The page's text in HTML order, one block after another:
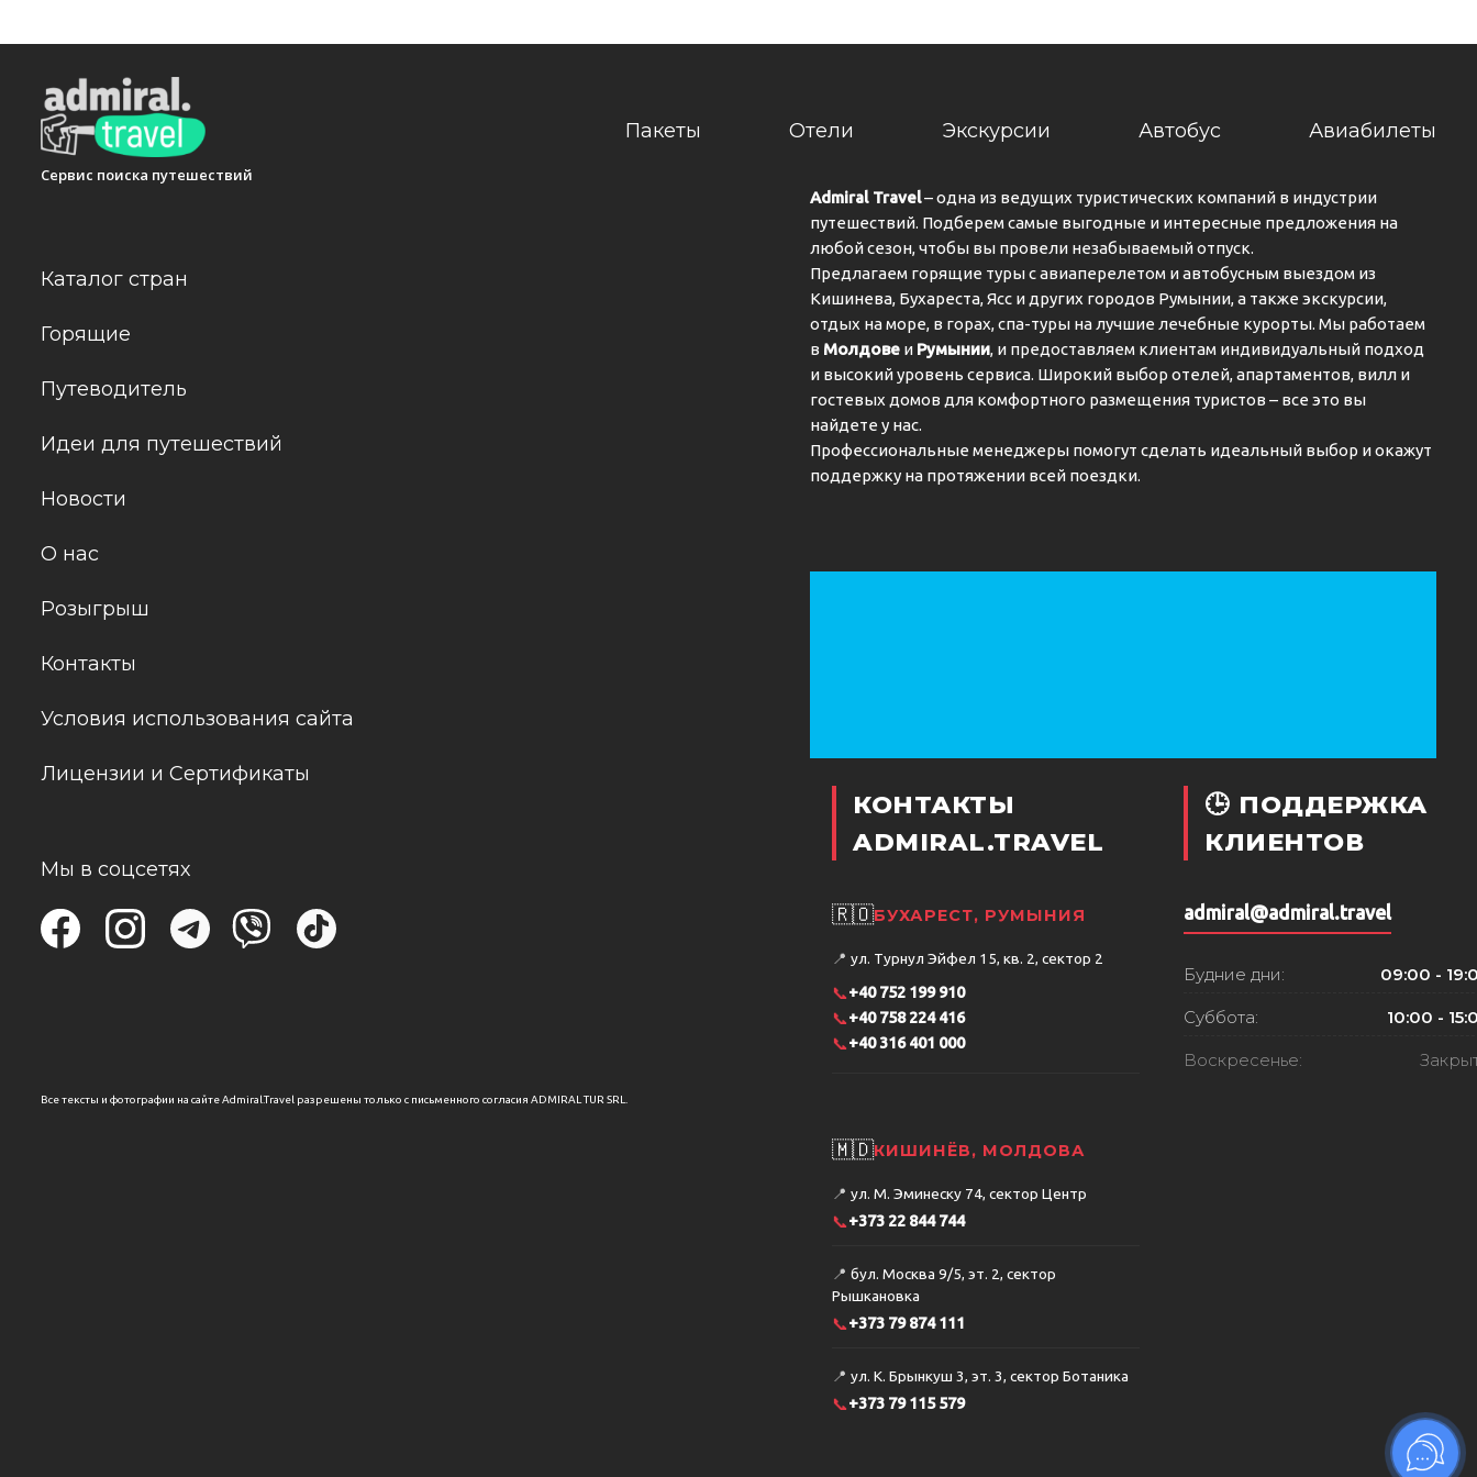
Спа
Отопление
УСЛОВИЯ ДЛЯ ГОСТЕЙ С ОГРАНИЧЕННЫМИ ВОЗМОЖНОСТЯМИ:
Номера для инвалидов
Лифт (ы)
СЕРВИС В ОТЕЛЕ:
Упакованные ланчи
Сервис поиска путешествий
Пакеты Отели Экскурсии Автобус Авиабилеты
Каталог стран
Горящие
Путеводитель
Идеи для путешествий
Новости
О нас
Розыгрыш
Контакты
Условия использования сайта
Лицензии и Сертификаты
Мы в соцсетях
Все тексты и фотографии на сайте Admiral.Travel разрешены только с письменного согласия ADMIRAL TUR SRL.
Admiral Travel– одна из ведущих туристических компаний в индустрии
путешествий. Подберем самые выгодные и интересные предложения на
любой сезон, чтобы вы провели незабываемый отпуск.
Предлагаем горящие туры с авиаперелетом и автобусным выездом из
Кишинева, Бухареста, Ясс и других городов Румынии, а также экскурсии,
отдых на море, в горах, спа-туры на лучшие лечебные курорты. Мы работаем
в Молдове и Румынии, и предоставляем клиентам индивидуальный подход
и высокий уровень сервиса. Широкий выбор отелей, апартаментов, вилл и
гостевых домов для комфортного размещения туристов – все это вы
найдете у нас.
Профессиональные менеджеры помогут сделать идеальный выбор и окажут
поддержку на протяжении всей поездки.
КОНТАКТЫ
ADMIRAL.TRAVEL
🇷🇴БУХАРЕСТ, РУМЫНИЯ
📍 ул. Турнул Эйфел 15, кв. 2, сектор 2
📞+40 752 199 910
📞+40 758 224 416
📞+40 316 401 000
🇲🇩КИШИНЁВ, МОЛДОВА
📍 ул. М. Эминеску 74, сектор Центр
📞+373 22 844 744
📍 бул. Москва 9/5, эт. 2, сектор
Рышкановка
📞+373 79 874 111
📍 ул. К. Брынкуш 3, эт. 3, сектор Ботаника
📞+373 79 115 579
🕒 ПОДДЕРЖКА
КЛИЕНТОВ
admiral@admiral.travel
Будние дни: 09:00 -
Суббота: 10:00 -
Воскресенье: